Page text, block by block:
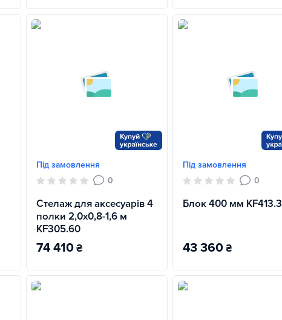
Під замовлення
0
Стелаж для аксесуарів 4
полки 2,0х0,8-1,6 м
KF305.60
74 410₴
Під замовлення
0
Блок 400 мм KF413.3
43 360₴